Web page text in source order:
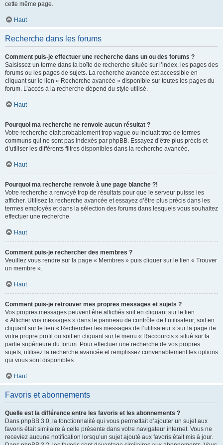
cette même page.
Haut
Recherche dans les forums
Comment puis-je effectuer une recherche dans un ou des forums ?
Saisissez un terme dans la boîte de recherche située sur l’index, les pages des
forums ou les pages de sujets. La recherche avancée est accessible en
cliquant sur le lien « Recherche avancée » disponible sur toutes les pages du
forum. L’accès à la recherche dépend du style utilisé.
Haut
Pourquoi ma recherche ne renvoie aucun résultat ?
Votre recherche était probablement trop vague ou incluait trop de termes
communs qui ne sont pas indexés par phpBB. Essayez d’être plus précis et
d’utiliser les différents filtres disponibles dans la recherche avancée.
Haut
Pourquoi ma recherche renvoie à une page blanche ?!
Votre recherche a renvoyé trop de résultats pour que le serveur puisse les
afficher. Utilisez la recherche avancée et essayez d’être plus précis dans les
termes employés et dans la sélection des forums dans lesquels vous souhaitez
effectuer une recherche.
Haut
Comment puis-je rechercher des membres ?
Veuillez vous rendre sur la page « Membres » puis cliquer sur le lien « Trouver
un membre ».
Haut
Comment puis-je retrouver mes propres messages et sujets ?
Vos propres messages peuvent être affichés soit en cliquant sur le lien
« Afficher vos messages » dans le panneau de contrôle de l’utilisateur, soit en
cliquant sur le lien « Rechercher les messages de l’utilisateur » sur la page de
votre propre profil ou soit en cliquant sur le menu « Raccourcis » situé sur la
partie supérieure du forum. Pour effectuer une recherche de vos propres
sujets, utilisez la recherche avancée et remplissez convenablement les options
qui vous sont disponibles.
Haut
Favoris et abonnements
Quelle est la différence entre les favoris et les abonnements ?
Dans phpBB 3.0, la fonctionnalité qui vous permettait d’ajouter un sujet aux
favoris était similaire à celle présente dans votre navigateur internet. Vous ne
receviez aucune notification lorsqu’un sujet ajouté aux favoris était mis à jour.